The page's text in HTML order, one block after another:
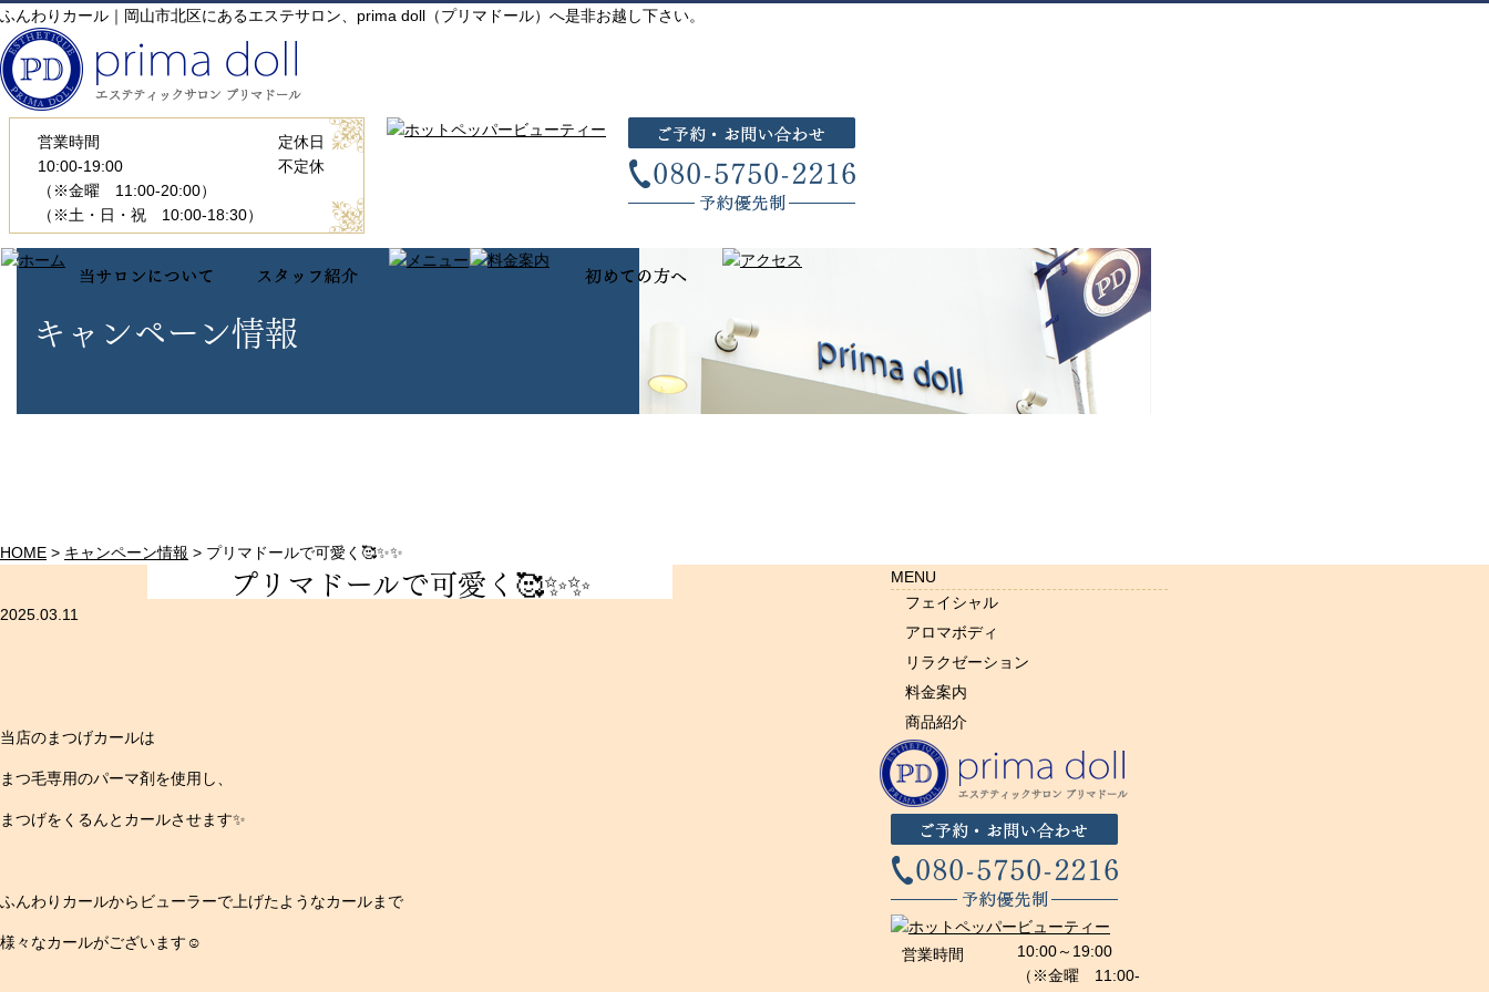
ふんわりカール｜岡山市北区にあるエステサロン、prima doll（プリマドール）へ是非お越し下さい。
営業時間
10:00-19:00
（※金曜 11:00-20:00）
（※土・日・祝 10:00-18:30）
定休日
不定休
キャンペーン情報
HOME > キャンペーン情報 > プリマドールで可愛く🥰✨✨
プリマドールで可愛く🥰✨✨
2025.03.11
当店のまつげカールは
まつ毛専用のパーマ剤を使用し、
まつげをくるんとカールさせます✨
ふんわりカールからビューラーで上げたようなカールまで
様々なカールがございます☺
MENU
フェイシャル
アロマボディ
リラクゼーション
料金案内
商品紹介
営業時間
10:00～19:00
（※金曜 11:00-